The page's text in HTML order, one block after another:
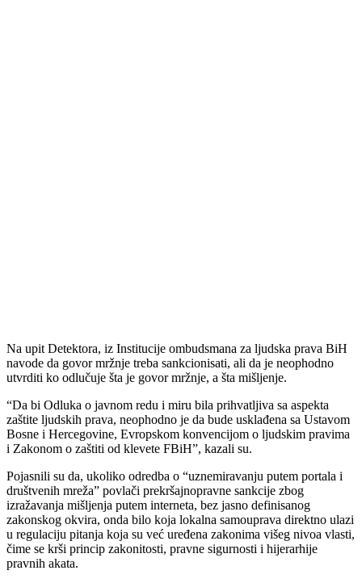
Na upit Detektora, iz Institucije ombudsmana za ljudska prava BiH
navode da govor mržnje treba sankcionisati, ali da je neophodno
utvrditi ko odlučuje šta je govor mržnje, a šta mišljenje.
“Da bi Odluka o javnom redu i miru bila prihvatljiva sa aspekta
zaštite ljudskih prava, neophodno je da bude usklađena sa Ustavom
Bosne i Hercegovine, Evropskom konvencijom o ljudskim pravima
i Zakonom o zaštiti od klevete FBiH”, kazali su.
Pojasnili su da, ukoliko odredba o “uznemiravanju putem portala i
društvenih mreža” povlači prekršajnopravne sankcije zbog
izražavanja mišljenja putem interneta, bez jasno definisanog
zakonskog okvira, onda bilo koja lokalna samouprava direktno ulazi
u regulaciju pitanja koja su već uređena zakonima višeg nivoa vlasti,
čime se krši princip zakonitosti, pravne sigurnosti i hijerarhije
pravnih akata.